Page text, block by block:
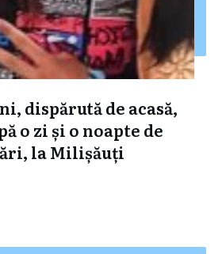
dispărută de acasă,
o zi și o noapte de
la Milișăuți